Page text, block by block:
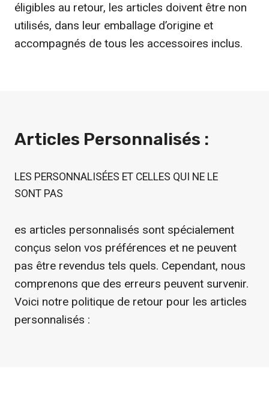
éligibles au retour, les articles doivent être non
utilisés, dans leur emballage d’origine et
accompagnés de tous les accessoires inclus.
Articles Personnalisés :
LES PERSONNALISÉES ET CELLES QUI NE LE
SONT PAS
es articles personnalisés sont spécialement
conçus selon vos préférences et ne peuvent
pas être revendus tels quels. Cependant, nous
comprenons que des erreurs peuvent survenir.
Voici notre politique de retour pour les articles
personnalisés :